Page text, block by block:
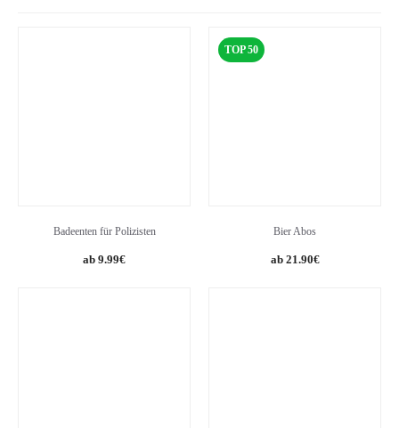
Badeenten für Polizisten
9.99€
TOP 50
Bier Abos
21.90€